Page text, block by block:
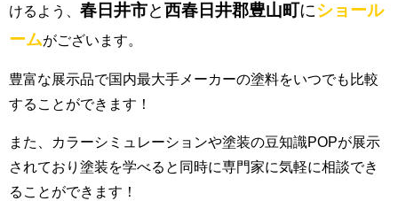
けるよう、 春日井市と西春日井郡豊山町にショール
ームがございます。
豊富な展示品で国内最大手メーカーの塗料をいつでも比較
することができます！
また、カラーシミュレーションや塗装の豆知識POPが展示
されており塗装を学べると同時に専門家に気軽に相談でき
ることができます！